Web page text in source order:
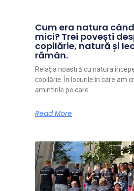
Cum era natura
mici? Trei povești
copilărie, natură și
rămân.
Relația noastră cu natura
copilărie. În locurile în care am
amintirile pe care
Read More